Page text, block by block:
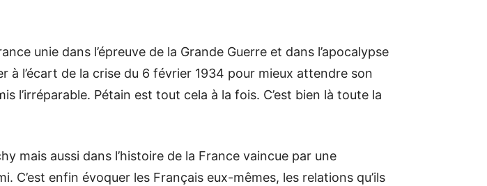
unie dans l’épreuve de la Grande Guerre et dans l’apocalypse
à l’écart de la crise du 6 février 1934 pour mieux attendre son
l’irréparable. Pétain est tout cela à la fois. C’est bien là toute la
mais aussi dans l’histoire de la France vaincue par une
enfin évoquer les Français eux-mêmes, les relations qu’ils